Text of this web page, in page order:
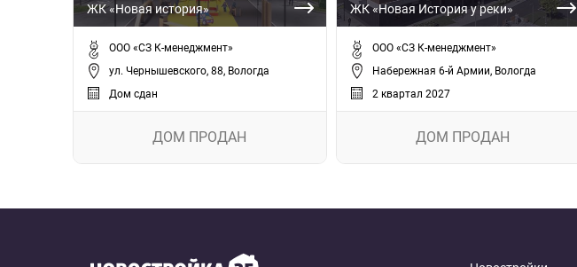
ЖК «Новая история»
ООО «СЗ К-менеджмент»
ул. Чернышевского, 88, Вологда
Дом сдан
ДОМ ПРОДАН
ЖК «Новая История у реки»
ООО «СЗ К-менеджмент»
Набережная 6-й Армии, Вологда
2 квартал 2027
ДОМ ПРОДАН